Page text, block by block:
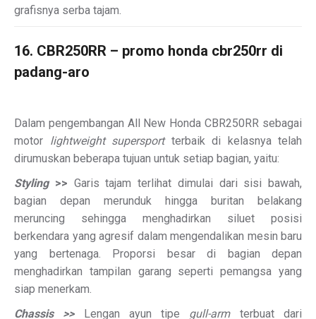
grafisnya serba tajam.
16. CBR250RR – promo honda cbr250rr di
padang-aro
Dalam pengembangan All New Honda CBR250RR sebagai
motor lightweight supersportterbaik di kelasnya telah
dirumuskan beberapa tujuan untuk setiap bagian, yaitu:
Styling>> Garis tajam terlihat dimulai dari sisi bawah,
bagian depan merunduk hingga buritan belakang
meruncing sehingga menghadirkan siluet posisi
berkendara yang agresif dalam mengendalikan mesin baru
yang bertenaga. Proporsi besar di bagian depan
menghadirkan tampilan garang seperti pemangsa yang
siap menerkam.
Chassis >> Lengan ayun tipe gull-armterbuat dari